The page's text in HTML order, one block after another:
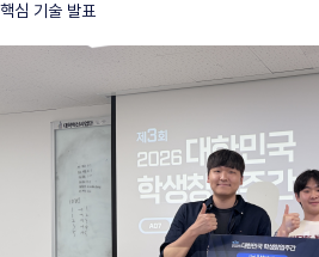
핵심 기술 발표